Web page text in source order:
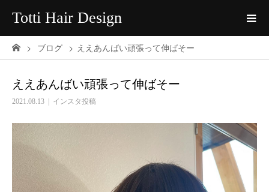
Totti Hair Design
ブログ ええあんばい頑張って伸ばそー
ええあんばい頑張って伸ばそー
2021.08.13 インスタ投稿